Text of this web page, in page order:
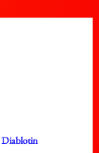
Diablotin